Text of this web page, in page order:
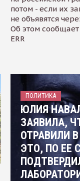
потом - если их
не объявятся
Об этом
ERR
ПОЛИТИКА
ЮЛИЯ
ЗАЯВИЛА,
ОТРАВИЛИ
ЭТО, ПО ЕЕ